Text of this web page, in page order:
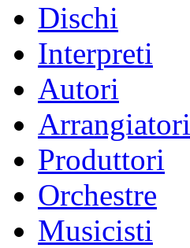
Dischi
Interpreti
Autori
Arrangiatori
Produttori
Orchestre
Musicisti